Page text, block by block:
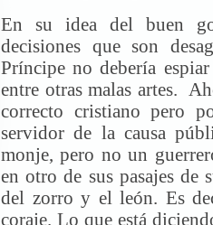
En su idea del buen
decisiones que son
Príncipe no debería
entre otras malas artes.
correcto cristiano pero
servidor de la causa
monje, pero no un
en otro de sus pasajes de
del zorro y el león. Es
coraje. Lo que está